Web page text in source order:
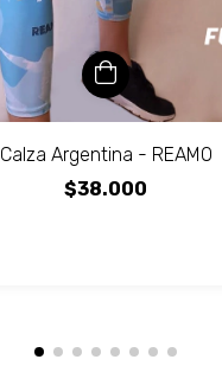
Calza Argentina - REAMO
$38.000